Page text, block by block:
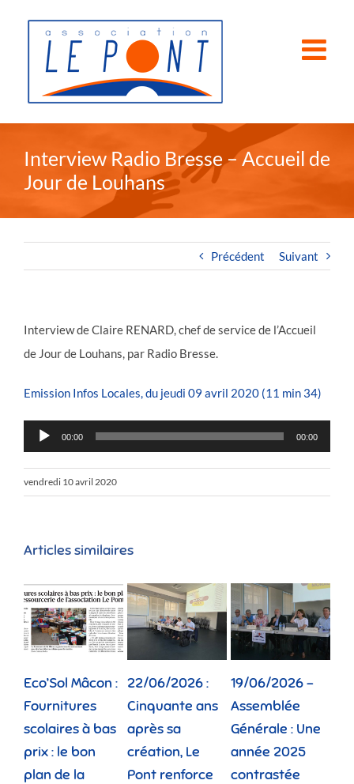
Interview Radio Bresse – Accueil de
Jour de Louhans
Précédent Suivant
Interview de Claire RENARD, chef de service de l’Accueil
de Jour de Louhans, par Radio Bresse.
Emission Infos Locales, du jeudi 09 avril 2020 (11 min 34)
Lecteur
audio
00:00 00:00
vendredi 10 avril 2020
Articles similaires
Eco’Sol Mâcon :
Fournitures
scolaires à bas
prix : le bon
plan de la
22/06/2026 :
Cinquante ans
après sa
création, Le
Pont renforce
19/06/2026 –
Assemblée
Générale : Une
année 2025
contrastée